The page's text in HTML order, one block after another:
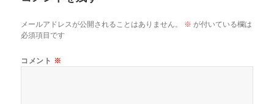
メールアドレスが公開されることはありません。 ※ が付いている欄は
必須項目です
コメント ※